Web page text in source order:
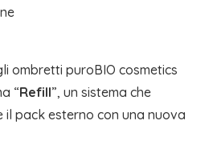
ombretti puroBIO cosmetics
“Refill”, un sistema che
il pack esterno con una nuova